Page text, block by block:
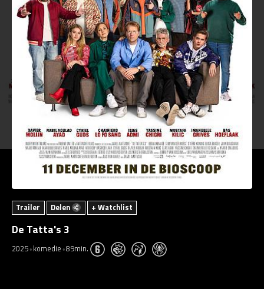
Trailer Delen + Watchlist
De Tatta's 3
2025 komedie 89min.